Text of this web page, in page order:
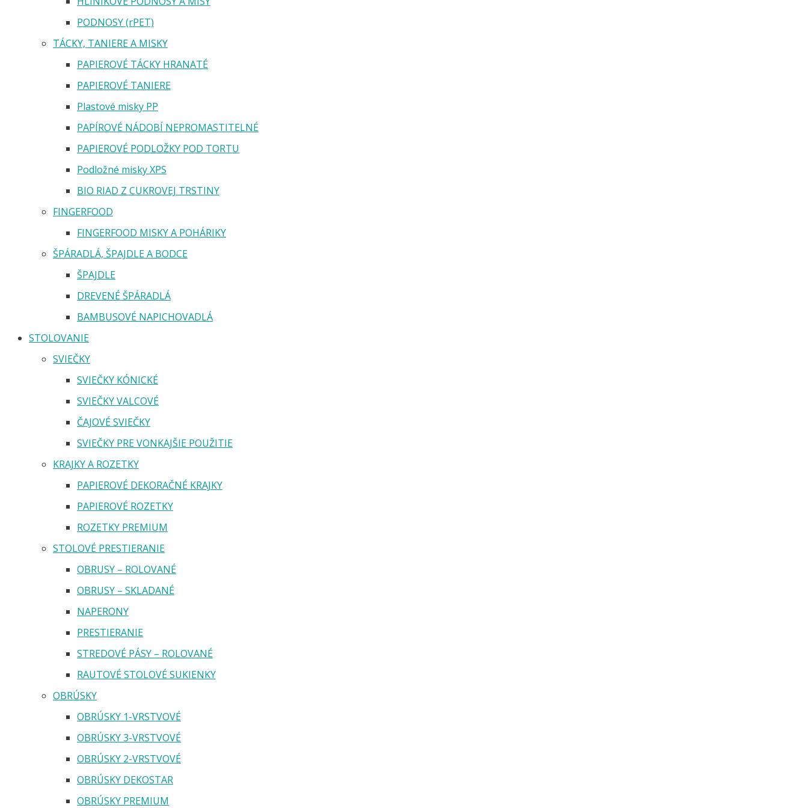
PODNOSY (rPET)
TÁCKY, TANIERE A MISKY
PAPIEROVÉ TÁCKY HRANATÉ
PAPIEROVÉ TANIERE
Plastové misky PP
PAPÍROVÉ NÁDOBÍ NEPROMASTITELNÉ
PAPIEROVÉ PODLOŽKY POD TORTU
Podložné misky XPS
BIO RIAD Z CUKROVEJ TRSTINY
FINGERFOOD
FINGERFOOD MISKY A POHÁRIKY
ŠPÁRADLÁ, ŠPAJDLE A BODCE
ŠPAJDLE
DREVENÉ ŠPÁRADLÁ
BAMBUSOVÉ NAPICHOVADLÁ
STOLOVANIE
SVIEČKY
SVIEČKY KÓNICKÉ
SVIEČKY VALCOVÉ
ČAJOVÉ SVIEČKY
SVIEČKY PRE VONKAJŠIE POUŽITIE
KRAJKY A ROZETKY
PAPIEROVÉ DEKORAČNÉ KRAJKY
PAPIEROVÉ ROZETKY
ROZETKY PREMIUM
STOLOVÉ PRESTIERANIE
OBRUSY – ROLOVANÉ
OBRUSY – SKLADANÉ
NAPERONY
PRESTIERANIE
STREDOVÉ PÁSY – ROLOVANÉ
RAUTOVÉ STOLOVÉ SUKIENKY
OBRÚSKY
OBRÚSKY 1-VRSTVOVÉ
OBRÚSKY 3-VRSTVOVÉ
OBRÚSKY 2-VRSTVOVÉ
OBRÚSKY DEKOSTAR
OBRÚSKY PREMIUM